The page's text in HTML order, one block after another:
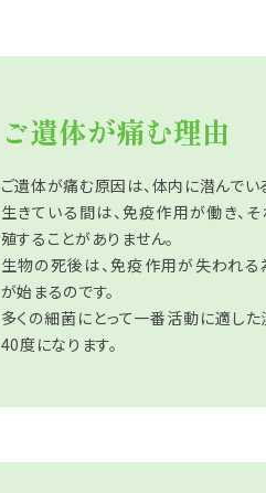
ご遺体が痛む理由
ご遺体が痛む原因は、体内に潜んでい
生きている間は、免疫作用が働き、
殖することがありません。
生物の死後は、免疫作用が失われ
が始まるのです。
多くの細菌にとって一番活動に適し
40度になります。